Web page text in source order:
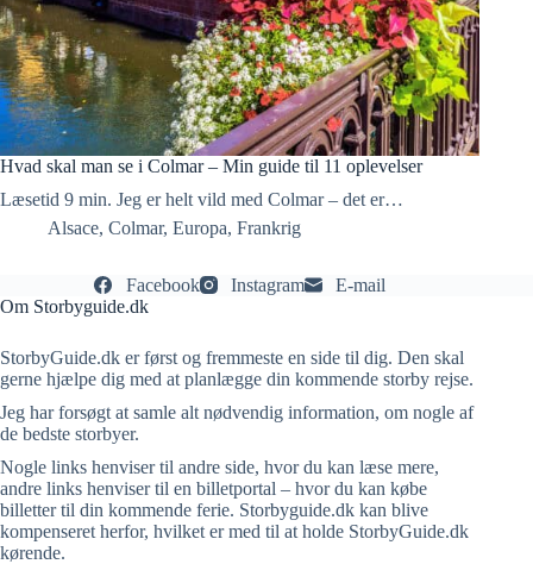
Hvad skal man se i Colmar – Min guide til 11 oplevelser
Læsetid 9 min. Jeg er helt vild med Colmar – det er…
Alsace, Colmar, Europa, Frankrig
Facebook Instagram
E-mail
Om Storbyguide.dk
StorbyGuide.dk er først og fremmeste en side til dig. Den skal
gerne hjælpe dig med at planlægge din kommende storby rejse.
Jeg har forsøgt at samle alt nødvendig information, om nogle af
de bedste storbyer.
Nogle links henviser til andre side, hvor du kan læse mere,
andre links henviser til en billetportal – hvor du kan købe
billetter til din kommende ferie. Storbyguide.dk kan blive
kompenseret herfor, hvilket er med til at holde StorbyGuide.dk
kørende.